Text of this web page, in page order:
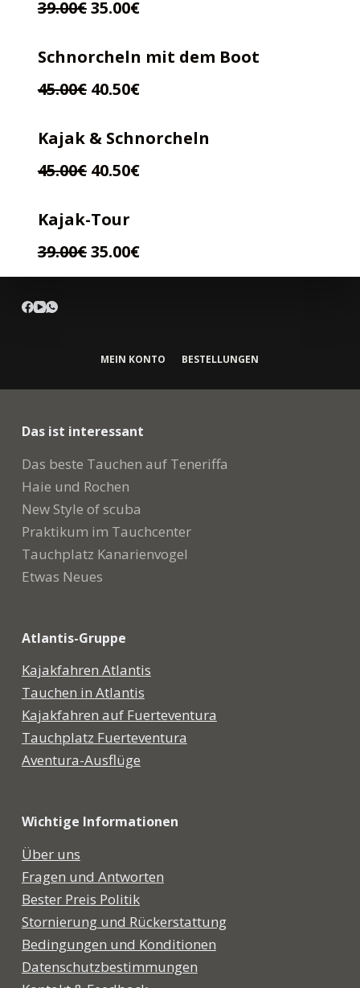
39.00€35.00€
Schnorcheln mit dem Boot
45.00€40.50€
Kajak & Schnorcheln
45.00€40.50€
Kajak-Tour
39.00€35.00€
MEIN KONTO BESTELLUNGEN
Das ist interessant
Das beste Tauchen auf Teneriffa
Haie und Rochen
New Style of scuba
Praktikum im Tauchcenter
Tauchplatz Kanarienvogel
Etwas Neues
Atlantis-Gruppe
Kajakfahren Atlantis
Tauchen in Atlantis
Kajakfahren auf Fuerteventura
Tauchplatz Fuerteventura
Aventura-Ausflüge
Wichtige Informationen
Über uns
Fragen und Antworten
Bester Preis Politik
Stornierung und Rückerstattung
Bedingungen und Konditionen
Datenschutzbestimmungen